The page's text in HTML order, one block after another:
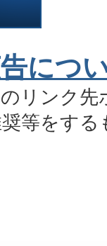
につ
リンク先
等をす